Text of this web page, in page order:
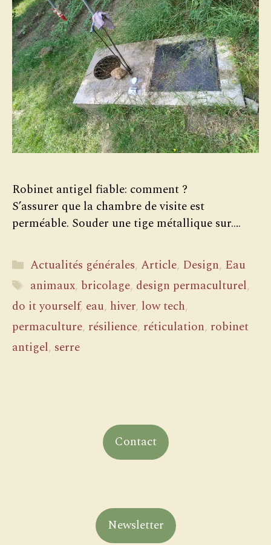
Robinet antigel fiable: comment ?
S’assurer que la chambre de visite est
perméable. Souder une tige métallique sur….
Catégories
Actualités générales,Article, Design, Eau
Étiquettes
animaux, bricolage, design permaculturel,
do it yourself, eau, hiver, low tech,
permaculture, résilience, réticulation, robinet
antigel, serre
Contact
Newsletter